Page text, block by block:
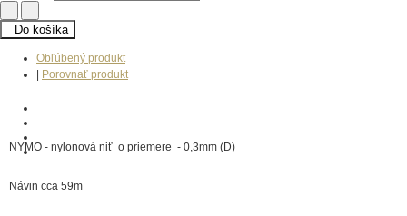
Do košíka
Obľúbený produkt
Porovnať produkt
NYMO - nylonová niť o priemere - 0,3mm (D)
Návin cca 59m